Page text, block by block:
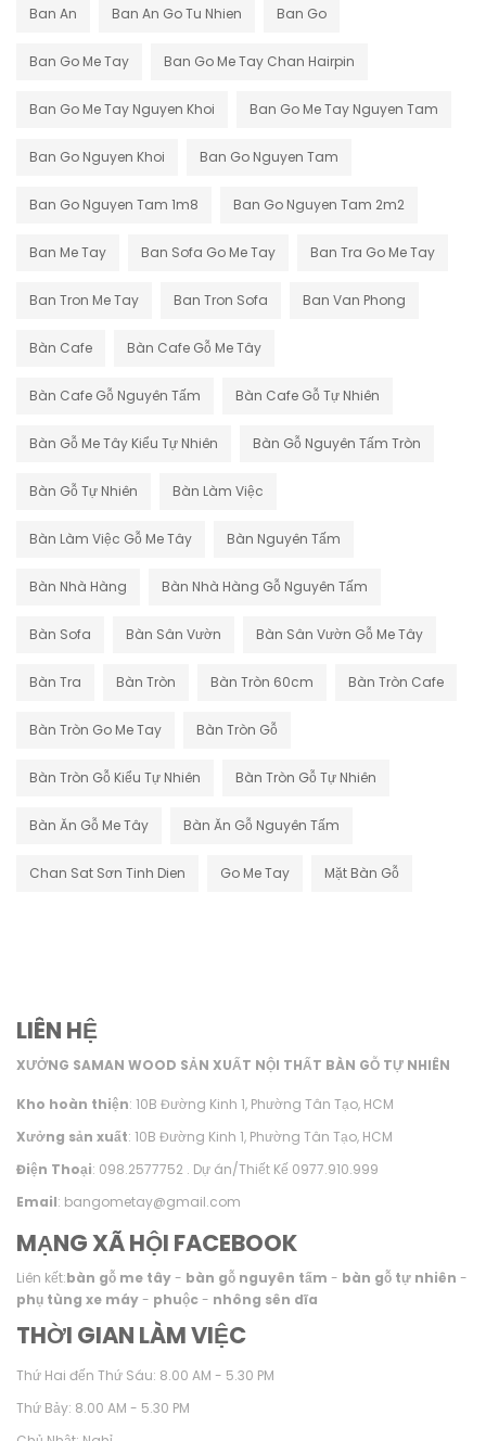
Ban An Ban An Go Tu Nhien Ban Go
Ban Go Me Tay Ban Go Me Tay Chan Hairpin
Ban Go Me Tay Nguyen Khoi Ban Go Me Tay Nguyen Tam
Ban Go Nguyen Khoi Ban Go Nguyen Tam
Ban Go Nguyen Tam 1m8 Ban Go Nguyen Tam 2m2
Ban Me Tay Ban Sofa Go Me Tay Ban Tra Go Me Tay
Ban Tron Me Tay Ban Tron Sofa Ban Van Phong
Bàn Cafe Bàn Cafe Gỗ Me Tây
Bàn Cafe Gỗ Nguyên Tấm Bàn Cafe Gỗ Tự Nhiên
Bàn Gỗ Me Tây Kiểu Tự Nhiên Bàn Gỗ Nguyên Tấm Tròn
Bàn Gỗ Tự Nhiên Bàn Làm Việc
Bàn Làm Việc Gỗ Me Tây Bàn Nguyên Tấm
Bàn Nhà Hàng Bàn Nhà Hàng Gỗ Nguyên Tấm
Bàn Sofa Bàn Sân Vườn Bàn Sân Vườn Gỗ Me Tây
Bàn Tra Bàn Tròn Bàn Tròn 60cm Bàn Tròn Cafe
Bàn Tròn Go Me Tay Bàn Tròn Gỗ
Bàn Tròn Gỗ Kiểu Tự Nhiên Bàn Tròn Gỗ Tự Nhiên
Bàn Ăn Gỗ Me Tây Bàn Ăn Gỗ Nguyên Tấm
Chan Sat Sơn Tinh Dien Go Me Tay Mặt Bàn Gỗ
LIÊN HỆ
XƯỞNG SAMAN WOOD SẢN XUẤT NỘI THẤT BÀN GỖ TỰ NHIÊN
Kho hoàn thiện: 10B Đường Kinh 1, Phường Tân Tạo, HCM
Xưởng sản xuất: 10B Đường Kinh 1, Phường Tân Tạo, HCM
Điện Thoại: 098.2577752 . Dự án/Thiết Kế 0977.910.999
Email: bangometay@gmail.com
MẠNG XÃ HỘI FACEBOOK
Liên kết:bàn gỗ me tây- bàn gỗ nguyên tấm - bàn gỗ tự nhiên -
phụ tùng xe máy- phuộc- nhông sên dĩa
THỜI GIAN LÀM VIỆC
Thứ Hai đến Thứ Sáu: 8.00 AM - 5.30 PM
Thứ Bảy: 8.00 AM - 5.30 PM